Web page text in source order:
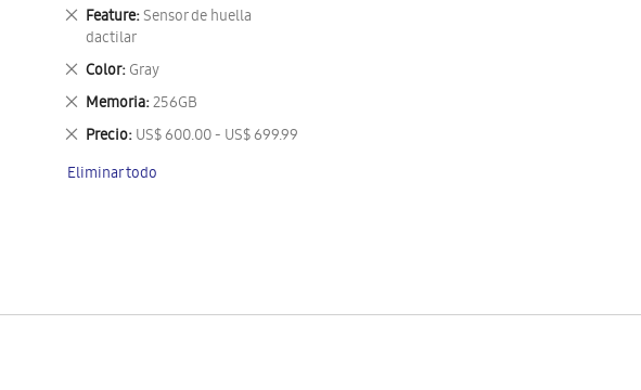
artículo
Feature Sensor de huella
dactilar
Eliminar
este
artículo
Color Gray
Eliminar
este
artículo
Memoria 256GB
Eliminar
este
artículo
Precio US$ 600.00 - US$ 699.99
Eliminar
artículo
Eliminar todo